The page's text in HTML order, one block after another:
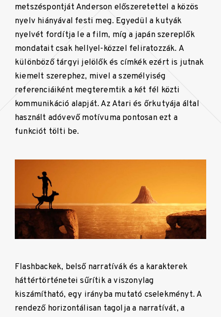
metszéspontját Anderson előszeretettel a közös
nyelv hiányával festi meg. Egyedül a kutyák
nyelvét fordítja le a film, míg a japán szereplők
mondatait csak hellyel-közzel feliratozzák. A
különböző tárgyi jelölők és címkék ezért is jutnak
kiemelt szerephez, mivel a személyiség
referenciáiként megteremtik a két fél közti
kommunikáció alapját. Az Atari és őrkutyája által
használt adóvevő motívuma pontosan ezt a
funkciót tölti be.
Flashbackek, belső narratívák és a karakterek
háttértörténetei sűrítik a viszonylag
kiszámítható, egy irányba mutató cselekményt. A
rendező horizontálisan tagolja a narratívát, a